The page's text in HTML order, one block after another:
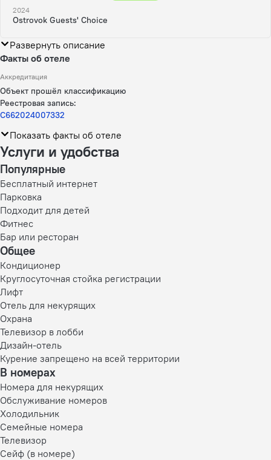
2024
Ostrovok Guests' Choice
Развернуть описание
Факты об отеле
Аккредитация
Объект прошёл классификацию
Реестровая запись:
С662024007332
Показать факты об отеле
Услуги и удобства
Популярные
Бесплатный интернет
Парковка
Подходит для детей
Фитнес
Бар или ресторан
Общее
Кондиционер
Круглосуточная стойка регистрации
Лифт
Отель для некурящих
Охрана
Телевизор в лобби
Дизайн-отель
Курение запрещено на всей территории
В номерах
Номера для некурящих
Обслуживание номеров
Холодильник
Семейные номера
Телевизор
Сейф (в номере)